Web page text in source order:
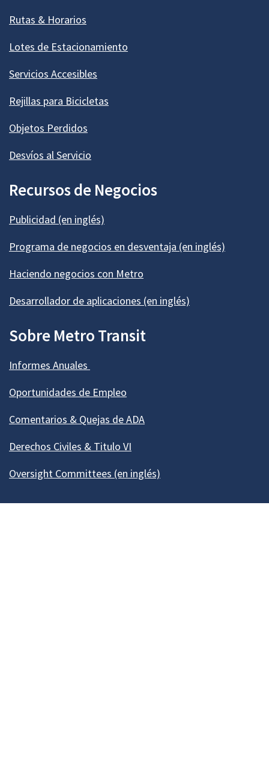
Rutas & Horarios
Lotes de Estacionamiento
Servicios Accesibles
Rejillas para Bicicletas
Objetos Perdidos
Desvíos al Servicio
Recursos de Negocios
Publicidad (en inglés)
Programa de negocios en desventaja (en inglés)
Haciendo negocios con Metro
Desarrollador de aplicaciones (en inglés)
Sobre Metro Transit
Informes Anuales
Oportunidades de Empleo
Comentarios & Quejas de ADA
Derechos Civiles & Titulo VI
Oversight Committees (en inglés)